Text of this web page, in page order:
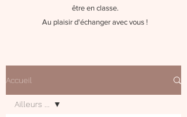
être en classe.
Au plaisir d'échanger avec vous !
Accueil
Ailleurs ...